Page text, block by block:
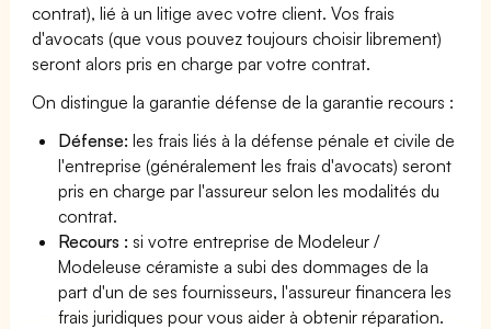
contrat), lié à un litige avec votre client. Vos frais
d'avocats (que vous pouvez toujours choisir librement)
seront alors pris en charge par votre contrat.
On distingue la garantie défense de la garantie recours :
Défense: les frais liés à la défense pénale et civile de
l'entreprise (généralement les frais d'avocats) seront
pris en charge par l'assureur selon les modalités du
contrat.
Recours : si votre entreprise de Modeleur /
Modeleuse céramiste a subi des dommages de la
part d'un de ses fournisseurs, l'assureur financera les
frais juridiques pour vous aider à obtenir réparation.